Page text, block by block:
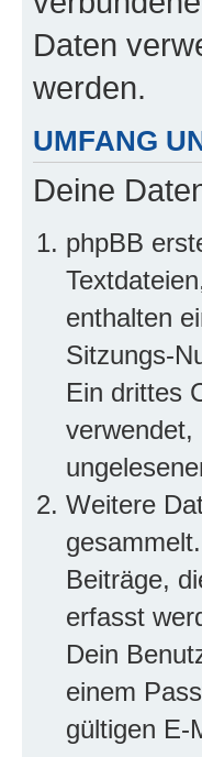
Daten
werden.
UMFANG
Deine
phpBB
enthalten
Sitzungs-
Ein drittes
verwendet,
Weitere
Beiträge,
erfasst
Dein
einem
gültigen E-